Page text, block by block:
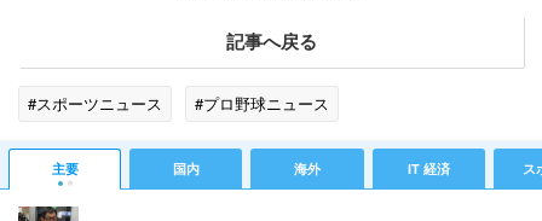
記事へ戻る
#スポーツニュース #プロ野球ニュース
主要 国内 海外 IT 経済 ス